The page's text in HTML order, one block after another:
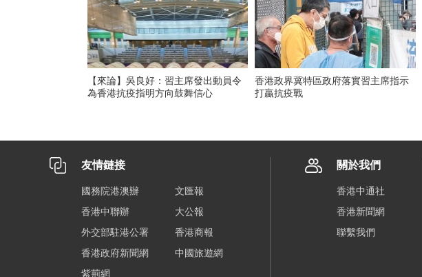
【來論】吳良好：習主席發出動員令
為香港抗疫指明方向鼓舞信心
香港政界冀特區政府落實習主席指示
打贏抗疫戰
友情鏈接
國務院港澳辦
文匯報
香港中聯辦
大公報
外交部駐港公署
香港商報
香港政府新聞網
中國旅遊網
紫荊網
關於我們
香港中通社
香港新聞網
聯繫我們